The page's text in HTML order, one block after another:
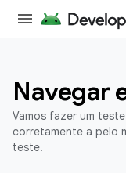
Navegar
Vamos fazer um
corretamente a pelo
teste.